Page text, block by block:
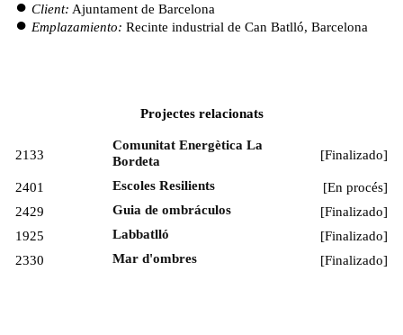
Client: Ajuntament de Barcelona
Emplazamiento: Recinte industrial de Can Batlló, Barcelona
Projectes relacionats
2133
Comunitat Energètica La
Bordeta
[Finalizado]
2401 Escoles Resilients [En procés]
2429
Guia de ombráculos [Finalizado]
1925
Labbatlló [Finalizado]
2330
Mar d'ombres [Finalizado]